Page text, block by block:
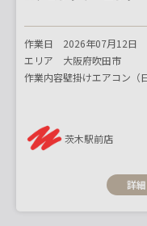
作業日
2026年07月12日
エリア
大阪府吹田市
作業内容壁掛けエアコン（
茨木駅前店
詳